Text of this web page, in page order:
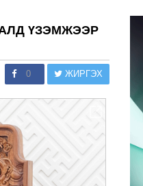
ҮЗЭМЖЭЭР
0 ЖИРГЭХ